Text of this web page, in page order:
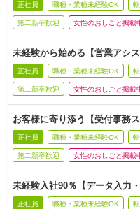
正社員 職種・業種未経験OK
第二新卒歓迎 女性のおしごと掲載
未経験から始める【営業アシ
正社員 職種・業種未経験OK
第二新卒歓迎 女性のおしごと掲載
お客様に寄り添う【受付事務
正社員 職種・業種未経験OK
第二新卒歓迎 女性のおしごと掲載
未経験入社90％【データ入力
正社員 職種・業種未経験OK